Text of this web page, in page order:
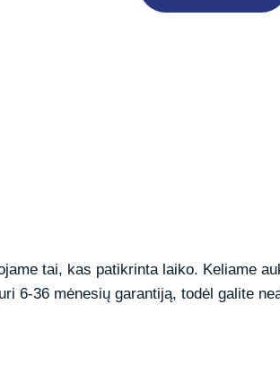
tai, kas patikrinta laiko. Keliame
6-36 mėnesių garantiją, todėl galite